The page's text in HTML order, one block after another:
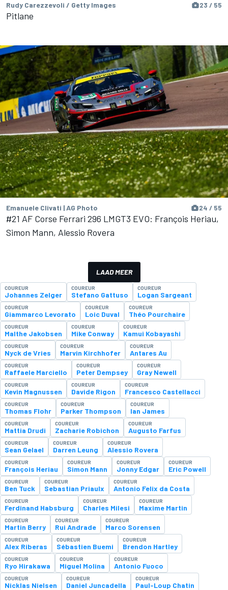
Rudy Carezzevoli / Getty Images 23 / 55
Pitlane
Emanuele Clivati | AG Photo 24 / 55
#21 AF Corse Ferrari 296 LMGT3 EVO: François Heriau,
Simon Mann, Alessio Rovera
LAAD MEER
COUREUR
Johannes Zelger
COUREUR
Stefano Gattuso
COUREUR
Logan Sargeant
COUREUR
Giammarco Levorato
COUREUR
Loic Duval
COUREUR
Théo Pourchaire
COUREUR
Malthe Jakobsen
COUREUR
Mike Conway
COUREUR
Kamui Kobayashi
COUREUR
Nyck de Vries
COUREUR
Marvin Kirchhofer
COUREUR
Antares Au
COUREUR
Raffaele Marciello
COUREUR
Peter Dempsey
COUREUR
Gray Newell
COUREUR
Kevin Magnussen
COUREUR
Davide Rigon
COUREUR
Francesco Castellacci
COUREUR
Thomas Flohr
COUREUR
Parker Thompson
COUREUR
Ian James
COUREUR
Mattia Drudi
COUREUR
Zacharie Robichon
COUREUR
Augusto Farfus
COUREUR
Sean Gelael
COUREUR
Darren Leung
COUREUR
Alessio Rovera
COUREUR
François Heriau
COUREUR
Simon Mann
COUREUR
Jonny Edgar
COUREUR
Eric Powell
COUREUR
Ben Tuck
COUREUR
Sebastian Priaulx
COUREUR
Antonio Felix da Costa
COUREUR
Ferdinand Habsburg
COUREUR
Charles Milesi
COUREUR
Maxime Martin
COUREUR
Martin Berry
COUREUR
Rui Andrade
COUREUR
Marco Sorensen
COUREUR
Alex Riberas
COUREUR
Sébastien Buemi
COUREUR
Brendon Hartley
COUREUR
Ryo Hirakawa
COUREUR
Miguel Molina
COUREUR
Antonio Fuoco
COUREUR
Nicklas Nielsen
COUREUR
Daniel Juncadella
COUREUR
Paul-Loup Chatin